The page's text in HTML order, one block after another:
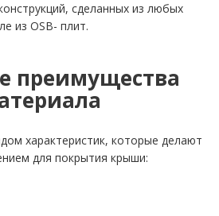
сделанных из любых
из OSB- плит.
преимущества
характеристик, которые делают
для покрытия крыши: